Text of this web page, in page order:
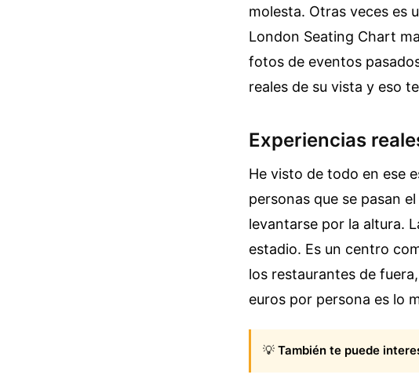
molesta. Otras veces es
London Seating Chart
fotos de eventos
reales de su vista y eso
Experiencias
He visto de todo en ese
personas que se pasan
levantarse por la altura.
estadio. Es un centro
los restaurantes de
euros por persona es lo
💡 También te puede